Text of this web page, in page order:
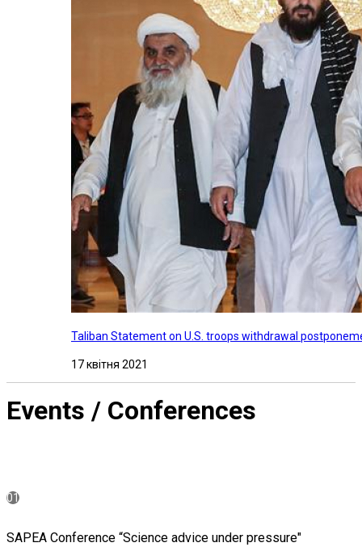
Taliban Statement on U.S. troops withdrawal
17 квітня 2021
Events / Conferences
01
SAPEA Conference “Science advice under pressure"